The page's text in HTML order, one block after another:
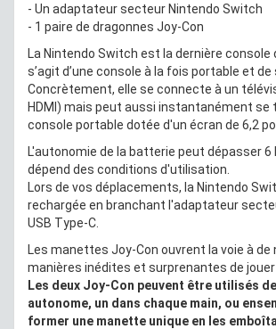
- Un adaptateur secteur Nintendo Switch
- 1 paire de dragonnes Joy-Con
La Nintendo Switch est la dernière console
s’agit d’une console à la fois portable et de
Concrètement, elle se connecte à un
HDMI) mais peut aussi instantanément se
console portable dotée d'un écran de 6,2
L'autonomie de la batterie peut dépasser 6
dépend des conditions d'utilisation.
Lors de vos déplacements, la Nintendo
rechargée en branchant l'adaptateur
USB Type-C.
Les manettes Joy-Con ouvrent la voie à de
manières inédites et surprenantes de
Les deux Joy-Con peuvent être utilisés
autonome, un dans chaque main, ou
former une manette unique en les